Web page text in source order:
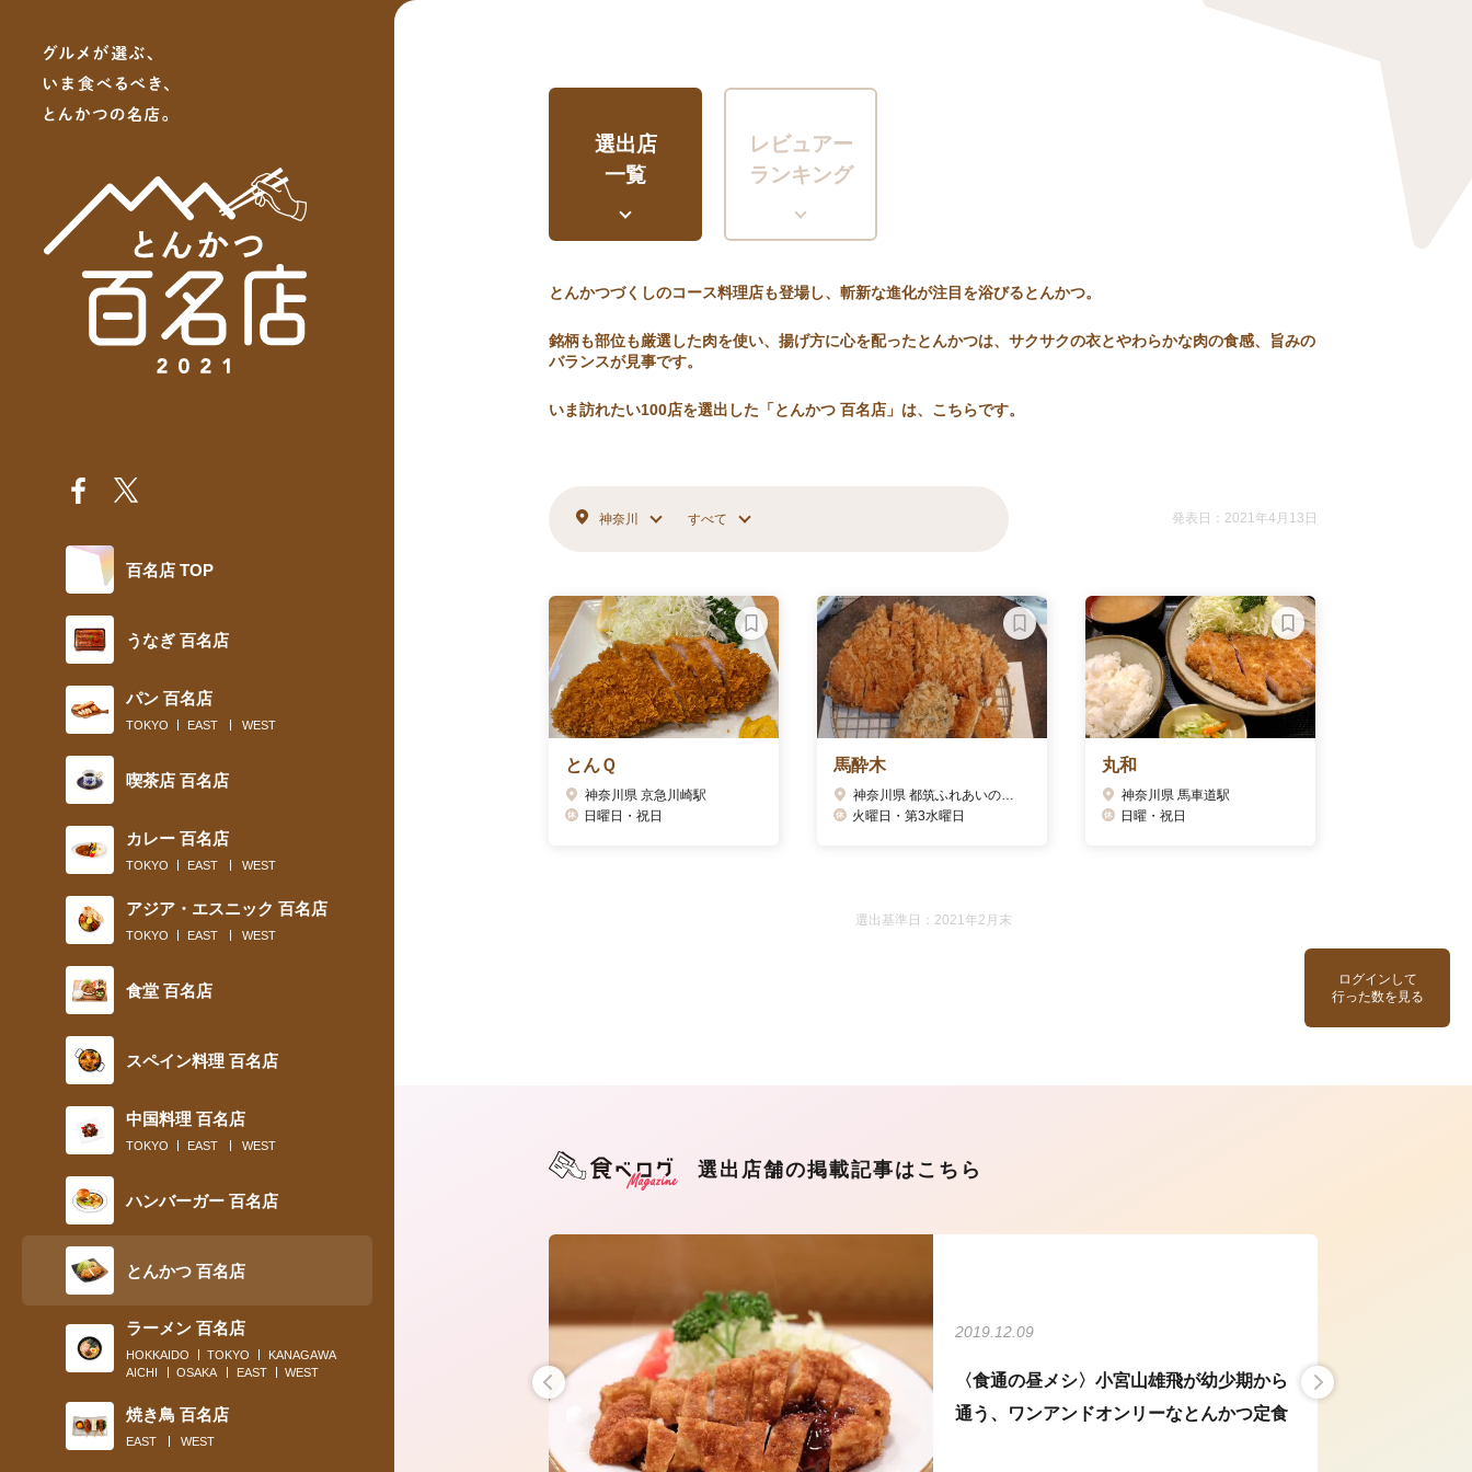
百名店 TOP
うなぎ 百名店
パン 百名店
TOKYO EAST WEST
喫茶店 百名店
カレー 百名店
TOKYO EAST WEST
アジア・エスニック 百名店
TOKYO EAST WEST
食堂 百名店
スペイン料理 百名店
中国料理 百名店
TOKYO EAST WEST
ハンバーガー 百名店
とんかつ 百名店
ラーメン 百名店
HOKKAIDO TOKYO
KANAGAWA
AICHI
OSAKA EAST WEST
焼き鳥 百名店
EAST WEST
選出店
一覧
レビュアー
ランキング
とんかつづくしのコース料理店も登場し、斬新な進化が注目を浴びるとんかつ。
銘柄も部位も厳選した肉を使い、揚げ方に心を配ったとんかつは、サクサクの衣とやわらかな肉の食感、旨みの
バランスが見事です。
いま訪れたい100店を選出した「とんかつ 百名店」は、こちらです。
神奈川 すべて 発表日：2021年4月13日
とんＱ
神奈川県 京急川崎駅
日曜日・祝日
馬酔木
神奈川県 都筑ふれあいの丘駅
火曜日・第3水曜日
丸和
神奈川県 馬車道駅
日曜・祝日
選出基準日：2021年2月末
ログインして
行った数を見る
選出店舗の掲載記事はこちら
2018.12.26
2018年、ビジネスパーソンたちの胃袋を
刺激した味トップ５
2019.12.09
〈食通の昼メシ〉小宮山雄飛が幼少期から
通う、ワンアンドオンリーなとんかつ定食